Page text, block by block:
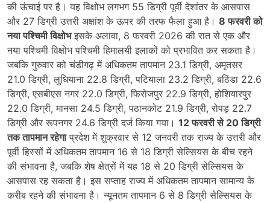
की ऊंचाई पर है। यह विक्षोभ लगभग 55 डिग्री पूर्वी देशांतर के आसपास
और 27 डिग्री उत्तरी अक्षांश के ऊपर की तरफ फैला हुआ है। 8 फरवरी को
नया पश्चिमी विक्षोभइसके अलावा, 8 फरवरी 2026 की रात से एक और
नया पश्चिमी विक्षोभ पश्चिमी हिमालयी इलाकों को प्रभावित कर सकता है।
जबकि गुरुवार को चंडीगढ़ में अधिकतम तापमान 23.1 डिग्री, अमृतसर
21.0 डिग्री, लुधियाना 22.8 डिग्री, पटियाला 23.2 डिग्री, बठिंडा 22.6
डिग्री, एसबीएस नगर 22.0 डिग्री, फिरोजपुर 22.9 डिग्री, होशियारपुर
22.0 डिग्री, मानसा 24.5 डिग्री, पठानकोट 21.9 डिग्री, रोपड़ 22.7
डिग्री और रूपनगर 24.6 डिग्री दर्ज किया गया। 12 फरवरी से 20 डिग्री
तक तापमान रहेगाप्रदेश में शुक्रवार से 12 जनवरी तक राज्य के उत्तरी और
पूर्वी हिस्सों में अधिकतम तापमान 16 से 18 डिग्री सेल्सियस के बीच रहने
की संभावना है, जबकि शेष क्षेत्रों में यह 18 से 20 डिग्री सेल्सियस के
आसपास रह सकता है। इस सप्ताह राज्य में अधिकतम तापमान सामान्य के
करीब रहने की संभावना है। न्यूनतम तापमान 6 से 8 डिग्री सेल्सियस के